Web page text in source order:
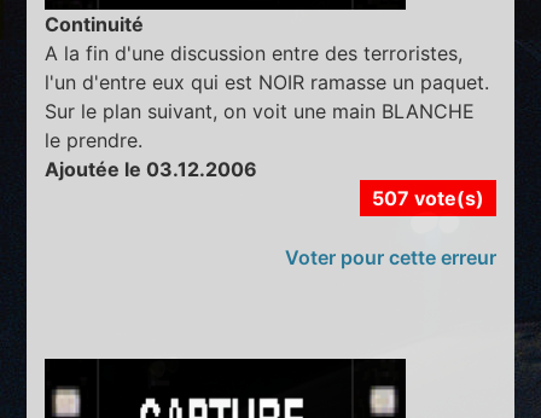
Continuité
A la fin d'une discussion entre des terroristes,
l'un d'entre eux qui est NOIR ramasse un paquet.
Sur le plan suivant, on voit une main BLANCHE
le prendre.
Ajoutée le 03.12.2006
507 vote(s)
Voter pour cette erreur